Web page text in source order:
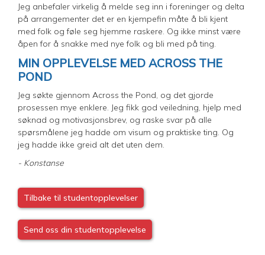
Jeg anbefaler virkelig å melde seg inn i foreninger og delta
på arrangementer det er en kjempefin måte å bli kjent
med folk og føle seg hjemme raskere. Og ikke minst være
åpen for å snakke med nye folk og bli med på ting.
MIN OPPLEVELSE MED ACROSS THE
POND
Jeg søkte gjennom Across the Pond, og det gjorde
prosessen mye enklere. Jeg fikk god veiledning, hjelp med
søknad og motivasjonsbrev, og raske svar på alle
spørsmålene jeg hadde om visum og praktiske ting. Og
jeg hadde ikke greid alt det uten dem.
- Konstanse
Tilbake til studentopplevelser
Send oss din studentopplevelse